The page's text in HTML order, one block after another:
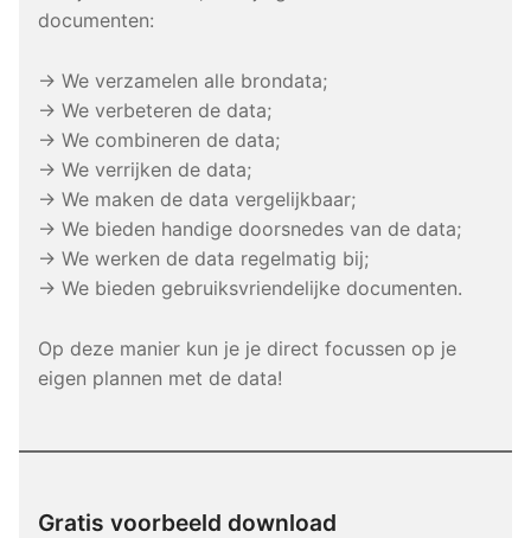
documenten:
→ We verzamelen alle brondata;
→ We verbeteren de data;
→ We combineren de data;
→ We verrijken de data;
→ We maken de data vergelijkbaar;
→ We bieden handige doorsnedes van de data;
→ We werken de data regelmatig bij;
→ We bieden gebruiksvriendelijke documenten.
Op deze manier kun je je direct focussen op je
eigen plannen met de data!
Gratis voorbeeld download